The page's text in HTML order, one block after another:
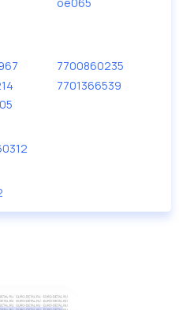
7700860235
7701366539